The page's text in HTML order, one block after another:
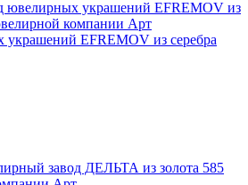
украшений EFREMOV из серебра